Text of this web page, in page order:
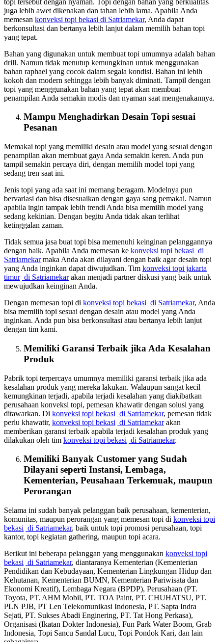
juga lebih awet dikenakan dan tahan lebih lama. Apabila Anda
memesan konveksi topi bekasi di Satriamekar, Anda dapat
berkonsultasi dan bertanya lebih lanjut dalam memilih bahan topi
yang tepat.
Bahan yang digunakan untuk membuat topi umumnya adalah bahan
drill. Namun tidak menutup kemungkinan untuk menggunakan
bahan raphael yang cocok dalam segala kondisi. Bahan ini lebih
kokoh dan modern sehingga lebih banyak diminati. Tampil dengan
topi yang menggunakan bahan yang tepat akan membuat
penampilan Anda semakin modis dan nyaman saat mengenakannya.
Mampu Menghadirkan Desain Topi sesuai
Pesanan
Memakai topi yang memiliki desain atau model yang sesuai dengan
penampilan akan membuat gaya Anda semakin keren. Anda pun
tampil semakin percaya diri, dengan memilih model topi yang
sedang tren saat ini.
Jenis topi yang ada saat ini memang beragam. Modelnya pun
bervariasi dan bisa disesuaikan dengan gaya sang pemakai. Namun
apabila ingin tampak lebih trendi Anda bisa memilih model yang
sedang kekinian. Dengan begitu Anda tidak akan terlihat
ketinggalan zaman.
Tidak semua jasa buat topi bisa memenuhi keinginan pelanggannya
dengan baik. Apabila Anda memesan ke konveksi topi bekasi di
Satriamekarmaka Anda akan dilayani dengan baik agar desain topi
yang Anda inginkan dapat diwujudkan. Tim konveksi topi jakarta
timur di Satriamekarakan menjadi partner diskusi yang baik untuk
mewujudkan keinginan Anda.
Dengan memesan topi di konveksi topi bekasi di Satriamekar, Anda
bisa memilih topi sesuai dengan desain atau model yang Anda
inginkan. Anda pun bisa berkonsultasi atau bertanya lebih lanjut
dengan tim kami.
Memiliki Garansi Terbaik jika Ada Kesalahan
Produk
Pabrik topi terpercaya umumnya memiliki garansi terbaik jika ada
kesalahan produk yang mereka lakukan. Walaupun sangat kecil
kemungkinan terjadi, apabila terjadi kesalahan yang diakibatkan
perusahaan konveksi topi, pemesan khawatir dengan solusi yang
ditawarkan. Di konveksi topi bekasi di Satriamekar, pemesan tidak
perlu khawatir, konveksi topi bekasi di Satriamekarakan
memberikan garansi terbaik apabila terjadi kesalahan produk yang
dilakukan oleh tim konveksi topi bekasi di Satriamekar.
Memiliki Banyak Customer yang Sudah
Dilayani seperti Instansi, Lembaga,
Kementerian, Peusahaan Terkemuak, maupun
Perorangan
Selama ini sudah banyak pelanggan baik perusahaan, kementerian,
komunitas, maupun perorangan yang memesan topi di konveksi topi
bekasi di Satriamekar, baik untuk topi promosi perusahaan, topi
kantor, topi kegiatan gathering, maupun topi acara.
Berikut ini beberapa pelanggan yang menggunakan konveksi topi
bekasi di Satriamekar, diantaranya Kementerian (Kementerian
Pendidikan dan Kebudayaan, Kementerian Lingkungan Hidup dan
Kehutanan, Kementerian BUMN, Kementerian Pariwisata dan
Ekonomi Kreatif), Lembaga Negara (BPDP), Perusahaan (PT.
Toyota, PT. AHM Mobil, PT. TOA Paint, PT. CHUHATSU, PT.
PLN PJB, PT Len Telekomunikasi Indonesia, PT. Sapta Indra
Sejati, PT. Sukses Abadi Enginering, PT. Tat Hong Perkasa),
Organisasi (Ikatan Dokter Indonesia), Fun Park Water Boom, Grab
Indonesia, Topi Sancu Sandal Lucu, Topi Pondok Kari, dan lain